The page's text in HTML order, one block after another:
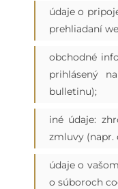
údaje o
prehliadaní
obchodné
prihlásený
bulletinu);
iné údaje:
zmluvy (napr.
údaje o
o súboroch